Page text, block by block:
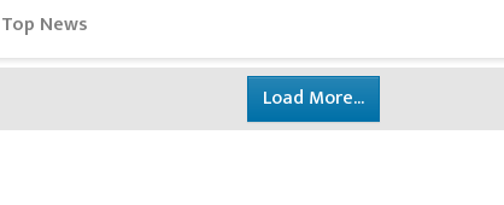
Top News
Load More...